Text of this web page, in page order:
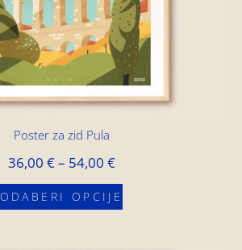
Poster za zid Pula
36,00 €– 54,00 €
ODABERI OPCIJE